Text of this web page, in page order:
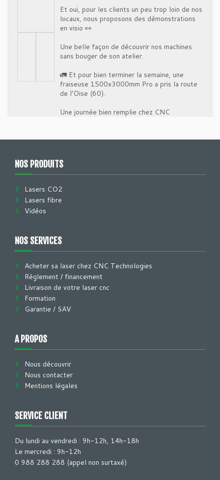
Et oui, pour les clients un peu trop loin de nos
locaux, nous proposons des démonstrations
en visio 👀
Une belle façon de découvrir nos machines
sans bouger de son atelier.
🚛 Et pour bien terminer la semaine, une
fraiseuse 1500x3000mm Pro a pris la route
de l’Oise (60).
Une journée bien remplie chez CNC
Bon week-end à tous et à lundi 💪
#CNCtechnologies #Demonstration
#MachinesCNC
#SavoirFaire
10 2
CNC Technologies - Fraiseusecnc.com /
Lasercnc.fr
Exceptionnellement, nous ne pourrons pas répondre aux
appels aujourd’hui.
Merci pour votre compréhension et à demain, en pleine
forme 💪
Voir sur Facebook · Partager
2 0 0
🏗️ Les travaux de notre nouveau showroom
avancent à grands pas !
Les machines s’installent petit à petit et
l’espace prend forme 👀
NOS PRODUITS
Lasers CO2
Lasers fibre
Vidéos
NOS SERVICES
Acheter sa laser chez CNC Technologies
Règlement / financement
Livraison de votre laser cnc
Formation
Garantie / SAV
A PROPOS
Nous découvrir
Nous contacter
Mentions légales
SERVICE CLIENT
Du lundi au vendredi : 9h-12h, 14h-18h
Le mercredi : 9h-12h
0 988 288 288 (appel non surtaxé)